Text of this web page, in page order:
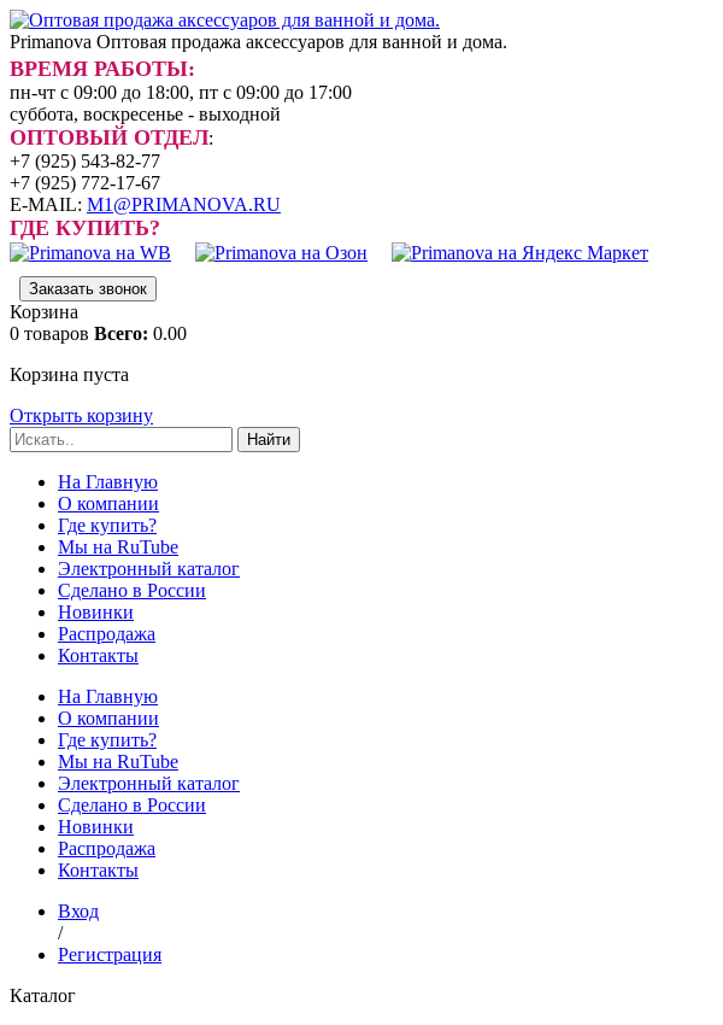
Primanova Оптовая продажа аксессуаров для ванной и дома.
ВРЕМЯ РАБОТЫ:
пн-чт с 09:00 до 18:00, пт с 09:00 до 17:00
суббота, воскресенье - выходной
ОПТОВЫЙ ОТДЕЛ:
+7 (925) 543-82-77
+7 (925) 772-17-67
E-MAIL: M1@PRIMANOVA.RU
ГДЕ КУПИТЬ?
Заказать звонок
Корзина
0 товаров Всего: 0.00
Корзина пуста
Открыть корзину
Найти
На Главную
О компании
Где купить?
Мы на RuTube
Электронный каталог
Сделано в России
Новинки
Распродажа
Контакты
На Главную
О компании
Где купить?
Мы на RuTube
Электронный каталог
Сделано в России
Новинки
Распродажа
Контакты
Вход
/
Регистрация
Каталог